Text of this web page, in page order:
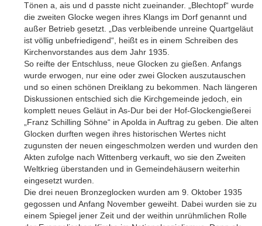
Tönen a, ais und d passte nicht zueinander. „Blechtopf“ wurde
die zweiten Glocke wegen ihres Klangs im Dorf genannt und
außer Betrieb gesetzt. „Das verbleibende unreine Quartgeläut
ist völlig unbefriedigend“, heißt es in einem Schreiben des
Kirchenvorstandes aus dem Jahr 1935.
So reifte der Entschluss, neue Glocken zu gießen. Anfangs
wurde erwogen, nur eine oder zwei Glocken auszutauschen
und so einen schönen Dreiklang zu bekommen. Nach längeren
Diskussionen entschied sich die Kirchgemeinde jedoch, ein
komplett neues Geläut in As-Dur bei der Hof-Glockengießerei
„Franz Schilling Söhne“ in Apolda in Auftrag zu geben. Die alten
Glocken durften wegen ihres historischen Wertes nicht
zugunsten der neuen eingeschmolzen werden und wurden den
Akten zufolge nach Wittenberg verkauft, wo sie den Zweiten
Weltkrieg überstanden und in Gemeindehäusern weiterhin
eingesetzt wurden.
Die drei neuen Bronzeglocken wurden am 9. Oktober 1935
gegossen und Anfang November geweiht. Dabei wurden sie zu
einem Spiegel jener Zeit und der weithin unrühmlichen Rolle